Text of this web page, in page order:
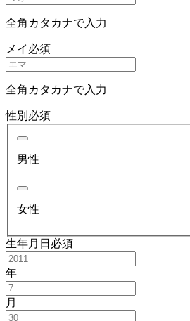
全角カタカナで入力
メイ 必須
全角カタカナで入力
性別 必須
男性
女性
生年月日 必須
年
月